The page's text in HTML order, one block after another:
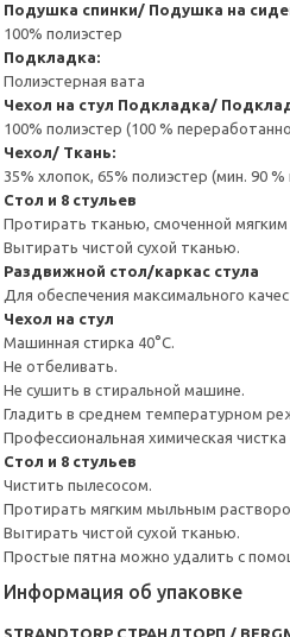
Подушка спинки/ Подушка на
100% полиэстер
Подкладка:
Полиэстерная вата
Чехол на стул Подкладка/
100% полиэстер (100 %
Чехол/ Ткань:
35% хлопок, 65% полиэстер (мин. 90
Стол и 8 стульев
Протирать тканью, смоченной
Вытирать чистой сухой тканью.
Раздвижной стол/каркас стула
Для обеспечения максимального
Чехол на стул
Машинная стирка 40°С.
Не отбеливать.
Не сушить в стиральной машине.
Гладить в среднем температурном
Профессиональная химическая
Стол и 8 стульев
Чистить пылесосом.
Протирать мягким мыльным
Вытирать чистой сухой тканью.
Простые пятна можно удалить с
Информация об упаковке
STRANDTORP СТРАНДТОРП /